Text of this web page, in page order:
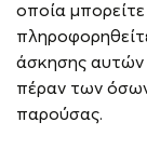
οποία μπορείτε
άσκησης αυτών
πέραν των
παρούσας.